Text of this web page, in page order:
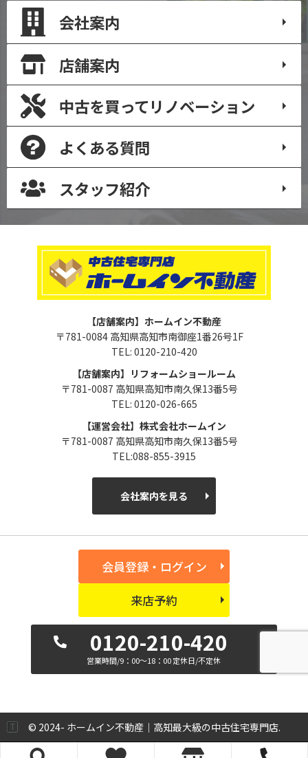
会社案内
店舗案内
中古を買ってリノベーション
よくある質問
スタッフ紹介
【店舗案内】ホームイン不動産
〒781-0084 高知県高知市南御座1番26号1F
TEL: 0120-210-420
【店舗案内】リフォームショールーム
〒781-0087 高知県高知市南久保13番5号
TEL: 0120-026-665
【運営会社】株式会社ホームイン
〒781-0087 高知県高知市南久保13番5号
TEL:088-855-3915
会社案内を見る
会員登録・ログイン
来店予約
0120-210-420
営業時間/9：00～18：00 定休日/不定休
© 2024- ホームイン不動産｜高知最大級の中古住宅専門店.